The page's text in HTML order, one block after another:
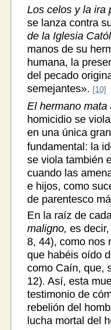
Los celos y la ira
se lanza contra
de la Iglesia
manos de su
humana, la
del pecado
semejantes». [10]
El hermano mata
homicidio se
en una única
fundamental: la
se viola también
cuando las
e hijos, como
de parentesco
En la raíz de
maligno, es
8, 44), como nos
que habéis oído
como Caín, que,
12). Así, esta
testimonio de
rebelión del
lucha mortal del